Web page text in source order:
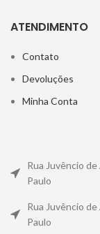
ATENDIMENTO
Contato
Devoluções
Minha Conta
Rua Juvêncio
Paulo
Rua Juvêncio
Paulo